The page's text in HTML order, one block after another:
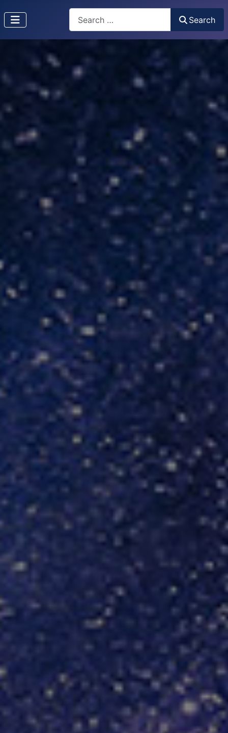
Type 2 or more characters for results.
Search